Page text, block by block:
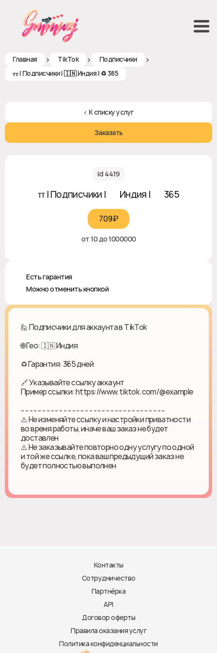
Главная > TikTok > Подписчики >
ᴛᴛ | Подписчики | 🇮🇳 Индия | ♻ 365
< К списку услуг
Заказать
id 4419
ᴛᴛ | Подписчики | 🇮🇳 Индия | ♻ 365
709₽‎
от 10 до 1000000
♻️ Есть гарантия
❎ Можно отменить кнопкой
🙋 Подписчики для аккаунта в TikTok
🌐 Гео: 🇮🇳 Индия
♻ Гарантия: 365 дней
🔗 Указывайте ссылку аккаунт
Пример ссылки: https://www.tiktok.com/@example
- - - - - - - - - - - - - - - - - - - - - - - - - - - - - - - - - -
⚠️ Не изменяйте ссылку и настройки приватности
во время работы, иначе ваш заказ не будет
доставлен
⚠️ Не заказывайте повторно одну услугу по одной
и той же ссылке, пока ваш предыдущий заказ не
будет полностью выполнен
Контакты
Сотрудничество
Партнёрка
API
Договор оферты
Правила оказания услуг
Политика конфиденциальности